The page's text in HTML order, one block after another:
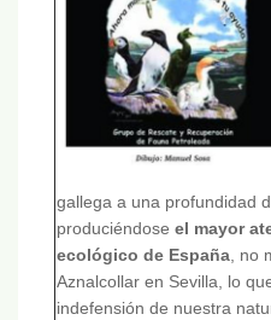
gallega a una profundidad
produciéndose el mayor
ecológico de España, no
Aznalcollar en Sevilla, lo
indefensión de nuestra